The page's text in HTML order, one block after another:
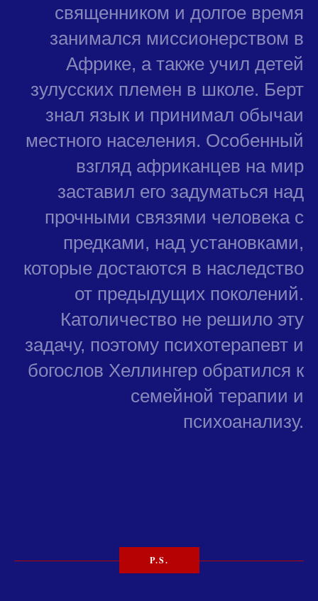
священником и долгое время
занимался миссионерством в
Африке, а также учил детей
зулусских племен в школе. Берт
знал язык и принимал обычаи
местного населения. Особенный
взгляд африканцев на мир
заставил его задуматься над
прочными связями человека с
предками, над установками,
которые достаются в наследство
от предыдущих поколений.
Католичество не решило эту
задачу, поэтому психотерапевт и
богослов Хеллингер обратился к
семейной терапии и
психоанализу.
P.S.